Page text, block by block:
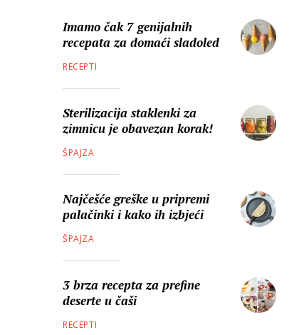
Imamo čak 7 genijalnih
recepata za domaći sladoled
RECEPTI
Sterilizacija staklenki za
zimnicu je obavezan korak!
ŠPAJZA
Najčešće greške u pripremi
palačinki i kako ih izbjeći
ŠPAJZA
3 brza recepta za prefine
deserte u čaši
RECEPTI